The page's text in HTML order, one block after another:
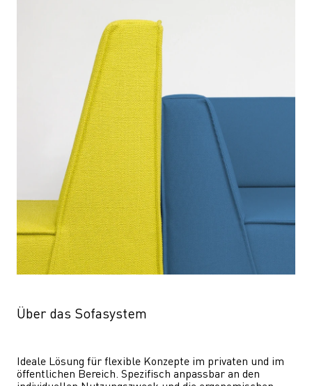
Über das Sofasystem
Ideale Lösung für flexible Konzepte im privaten und im
öffentlichen Bereich. Spezifisch anpassbar an den